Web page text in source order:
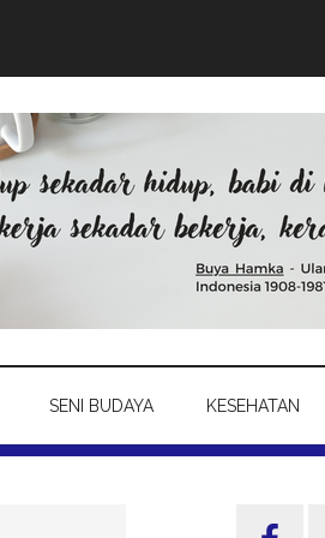
SENI BUDAYA KESEHATAN
Sidebar